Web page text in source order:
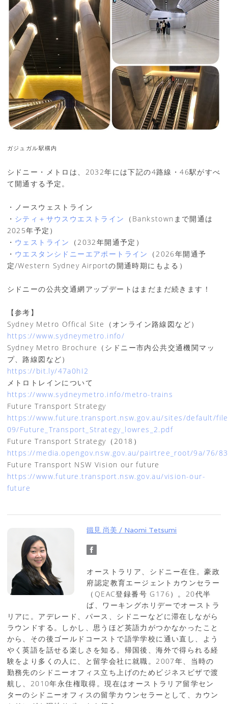
ガジュガル駅構内
シドニー・メトロは、2032年には下記の4路線・46駅がすべ
て開通する予定。
・ノースウェストライン
・ シティ＋サウスウエストライン
（Bankstownまで開通は
2025年予定）
・ ウェストライン
（2032年開通予定）
・ ウエスタンシドニーエアポートライン
（2026年開通予
定/Western Sydney Airportの開通時期にもよる）
シドニーの公共交通網アップデートはまだまだ続きます！
【参考】
Sydney Metro Offical Site（オンライン路線図など）
https://www.sydneymetro.info/
Sydney Metro Brochure（シドニー市内公共交通機関マッ
プ、路線図など）
https://bit.ly/47a0hI2
メトロトレインについて
https://www.sydneymetro.info/metro-trains
Future Transport Strategy
https://www.future.transport.nsw.gov.au/sites/default/
09/Future_Transport_Strategy_lowres_2.pdf
Future Transport Strategy（2018）
https://media.opengov.nsw.gov.au/pairtree_root/9a/
Future Transport NSW Vision our future
https://www.future.transport.nsw.gov.au/vision-our-
future
鐵見 尚美 / Naomi Tetsumi
オーストラリア、シドニー在住。豪政
府認定教育エージェントカウンセラー
（QEAC登録番号 G176）。20代半
ば、ワーキングホリデーでオーストラ
リアに。アデレード、パース、シドニーなどに滞在しながら
ラウンドする。しかし、思うほど英語力がつかなかったこと
から、その後ゴールドコーストで語学学校に通い直し、よう
やく英語を話せる楽しさを知る。帰国後、海外で得られる経
験をより多くの人に、と留学会社に就職。2007年、当時の
勤務先のシドニーオフィス立ち上げのためビジネスビザで渡
航し、2010年永住権取得。現在はオーストラリア留学セン
ターのシドニーオフィスの留学カウンセラーとして、カウン